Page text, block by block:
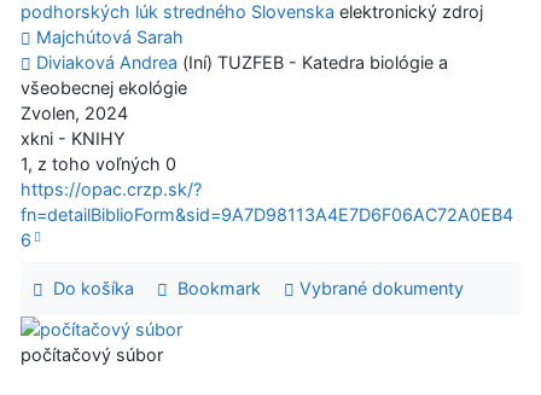
podhorských lúk stredného Slovenska elektronický zdroj
Majchútová Sarah
Diviaková Andrea (Iní) TUZFEB - Katedra biológie a
všeobecnej ekológie
Zvolen, 2024
xkni - KNIHY
1, z toho voľných 0
https://opac.crzp.sk/?
fn=detailBiblioForm&sid=9A7D98113A4E7D6F06AC72A0EB4
6
Do košíka Bookmark Vybrané dokumenty
počítačový súbor